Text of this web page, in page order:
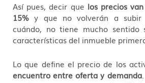
Así pues, decir que los precios
15% y que no volverán a subir
cuándo, no tiene mucho sentido
características del inmueble
Lo que define el precio de los
encuentro entre oferta y demanda